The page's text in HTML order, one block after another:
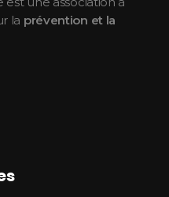
la prévention et la